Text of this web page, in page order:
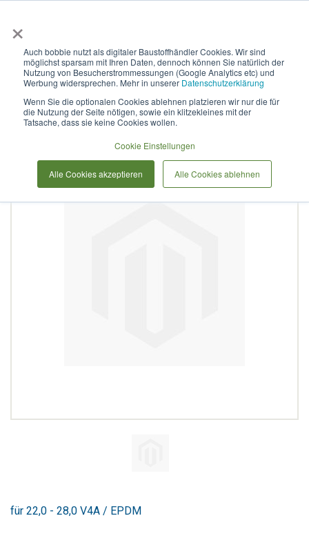
×
Auch bobbie nutzt als digitaler Baustoffhändler Cookies. Wir sind
möglichst sparsam mit Ihren Daten, dennoch können Sie natürlich der
Nutzung von Besucherstrommessungen (Google Analytics etc) und
Werbung widersprechen. Mehr in unserer Datenschutzerklärung
Wenn Sie die optionalen Cookies ablehnen platzieren wir nur die für
die Nutzung der Seite nötigen, sowie ein klitzekleines mit der
Tatsache, dass sie keine Cookies wollen.
Cookie Einstellungen
Alle Cookies akzeptieren Alle Cookies ablehnen
Curaflex D mit DPS DN 80 für
22,0 - 28,0 V4A / EPDM
Bildergalerie
springen
der
für 22,0 - 28,0 V4A / EPDM